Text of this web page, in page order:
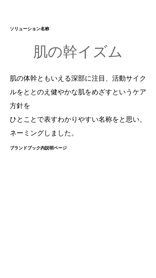
ソリューション名称
肌の幹イズム
肌の体幹ともいえる深部に注目、活動サイク
ルをととのえ健やかな肌をめざすというケア
方針を
ひとことで表すわかりやすい名称をと思い、
ネーミングしました。
ブランドブック内説明ページ